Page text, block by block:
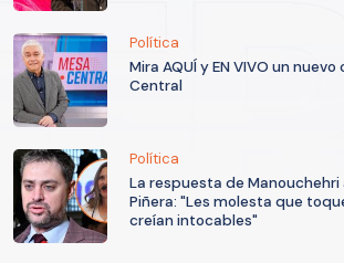
Política
Mira AQUÍ y EN VIVO un
Central
Política
La respuesta de Manouchehri
Piñera: "Les molesta que
creían intocables"